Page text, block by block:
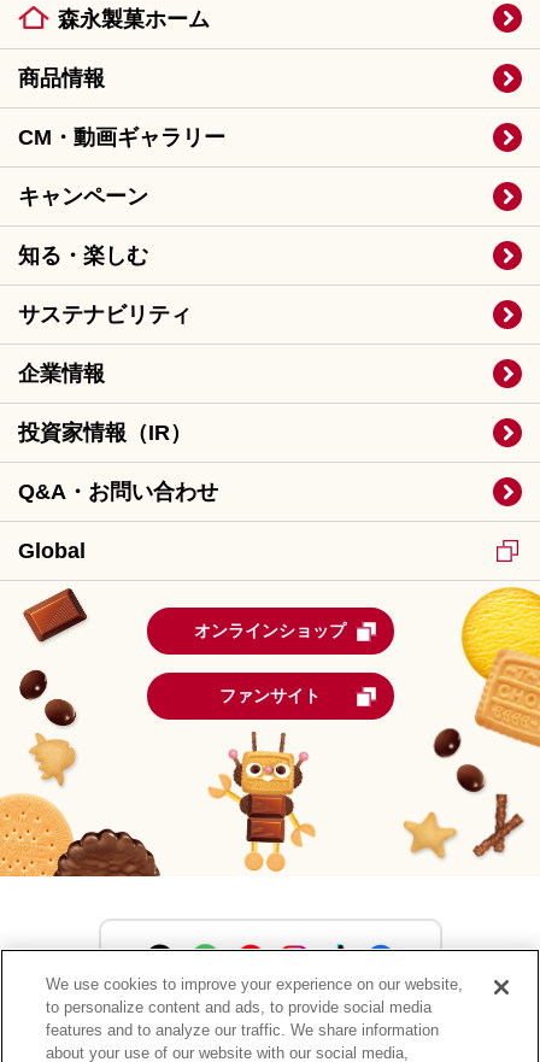
森永製菓ホーム
商品情報
CM・動画ギャラリー
キャンペーン
知る・楽しむ
サステナビリティ
企業情報
投資家情報（IR）
Q&A・お問い合わせ
Global
オンラインショップ
ファンサイト
森永製菓公式アカウント一覧
We use cookies to improve your experience on our website,
to personalize content and ads, to provide social media
features and to analyze our traffic. We share information
about your use of our website with our social media,